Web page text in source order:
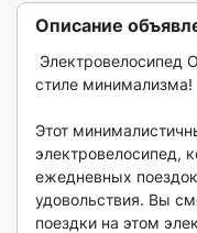
Описание
стиле минимализма!
Этот
электровелосипед,
ежедневных
удовольствия. Вы
поездки на этом